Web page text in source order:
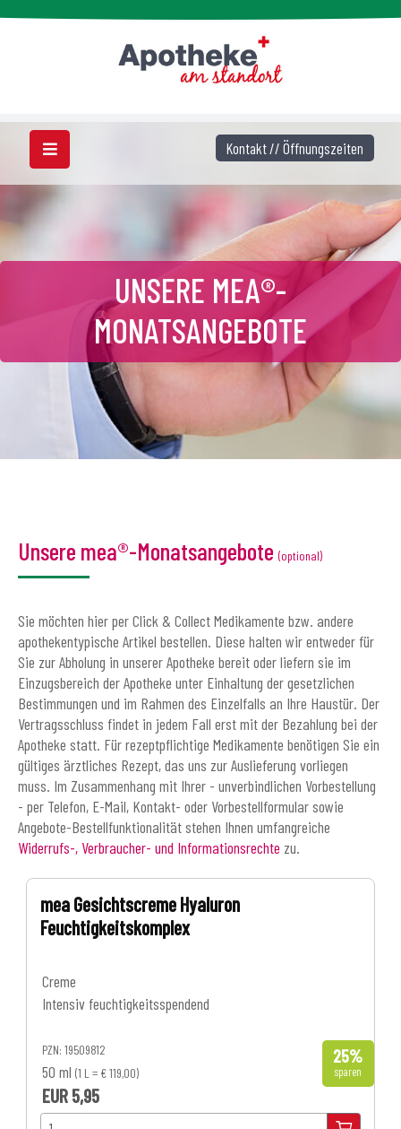
UNSERE MEA®-
MONATSANGEBOTE
Unsere mea®-Monatsangebote (optional)
Sie möchten hier per Click & Collect Medikamente bzw. andere
apothekentypische Artikel bestellen. Diese halten wir entweder für
Sie zur Abholung in unserer Apotheke bereit oder liefern sie im
Einzugsbereich der Apotheke unter Einhaltung der gesetzlichen
Bestimmungen und im Rahmen des Einzelfalls an Ihre Haustür. Der
Vertragsschluss findet in jedem Fall erst mit der Bezahlung bei der
Apotheke statt. Für rezeptpflichtige Medikamente benötigen Sie ein
gültiges ärztliches Rezept, das uns zur Auslieferung vorliegen
muss. Im Zusammenhang mit Ihrer - unverbindlichen Vorbestellung
- per Telefon, E-Mail, Kontakt- oder Vorbestellformular sowie
Angebote-Bestellfunktionalität stehen Ihnen umfangreiche
Widerrufs-, Verbraucher- und Informationsrechte zu.
mea Gesichtscreme Hyaluron
Feuchtigkeitskomplex
25%
sparen
Creme
Intensiv feuchtigkeitsspendend
PZN: 19509812
50 ml(1 L = € 119,00)
EUR 5,95
EUR 7,95
Kontakt // Öffnungszeiten